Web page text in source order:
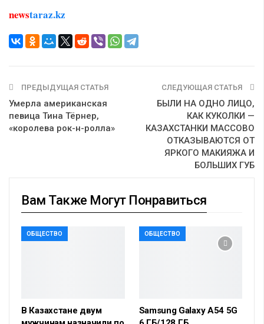
newstaraz.kz
ПРЕДЫДУЩАЯ СТАТЬЯ
Умерла американская
певица Тина Тёрнер,
«королева рок-н-ролла»
СЛЕДУЮЩАЯ СТАТЬЯ
БЫЛИ НА ОДНО ЛИЦО,
КАК КУКОЛКИ —
КАЗАХСТАНКИ МАССОВО
ОТКАЗЫВАЮТСЯ ОТ
ЯРКОГО МАКИЯЖА И
БОЛЬШИХ ГУБ
Вам Также Могут Понравиться
ОБЩЕСТВО
В Казахстане двум
ОБЩЕСТВО
Samsung Galaxy A54 5G